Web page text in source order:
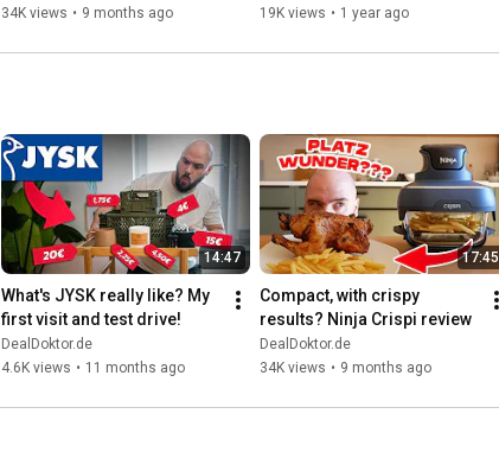
34K views • 9 months ago
19K views • 1 year ago
14:47
What's JYSK really like? My
first visit and test drive!
DealDoktor.de
4.6K views • 11 months ago
17:45
Compact, with crispy
results? Ninja Crispi review
DealDoktor.de
34K views • 9 months ago